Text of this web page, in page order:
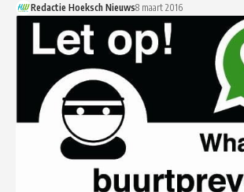
Redactie Hoeksch Nieuws8 maart 2016